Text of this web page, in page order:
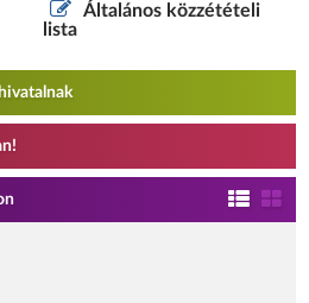
Általános közzétételi
lista